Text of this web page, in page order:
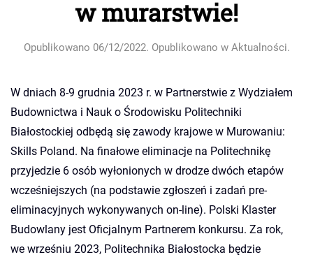
w murarstwie!
Opublikowano 06/12/2022. Opublikowano w Aktualności.
W dniach 8-9 grudnia 2023 r. w Partnerstwie z Wydziałem
Budownictwa i Nauk o Środowisku Politechniki
Białostockiej odbędą się zawody krajowe w Murowaniu:
Skills Poland. Na finałowe eliminacje na Politechnikę
przyjedzie 6 osób wyłonionych w drodze dwóch etapów
wcześniejszych (na podstawie zgłoszeń i zadań pre-
eliminacyjnych wykonywanych on-line). Polski Klaster
Budowlany jest Oficjalnym Partnerem konkursu. Za rok,
we wrześniu 2023, Politechnika Białostocka będzie